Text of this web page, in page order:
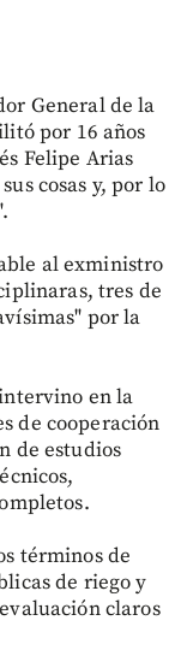
General de la
por 16 años
Felipe Arias
cosas y, por lo
al exministro
tres de
por la
en la
de cooperación
de estudios
términos de
de riego y
claros